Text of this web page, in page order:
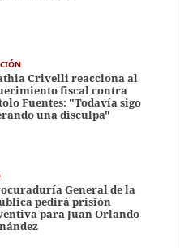
Crivelli reacciona al
fiscal contra
Fuentes: "Todavía sigo
una disculpa"
General de la
pedirá prisión
para Juan Orlando